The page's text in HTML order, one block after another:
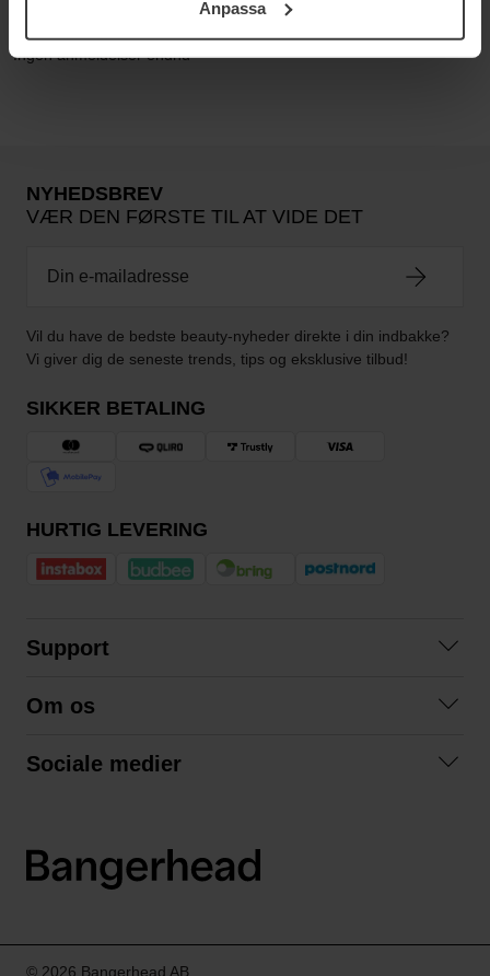
samt vår Integritetspolicy.Anpassa
Ingen anmeldelser endnu
NYHEDSBREV
VÆR DEN FØRSTE TIL AT VIDE DET
Vil du have de bedste beauty-nyheder direkte i din indbakke?
Vi giver dig de seneste trends, tips og eksklusive tilbud!
SIKKER BETALING
HURTIG LEVERING
Support
Betingelser
Om os
Sociale medier
LinkedIn
© 2026 Bangerhead AB